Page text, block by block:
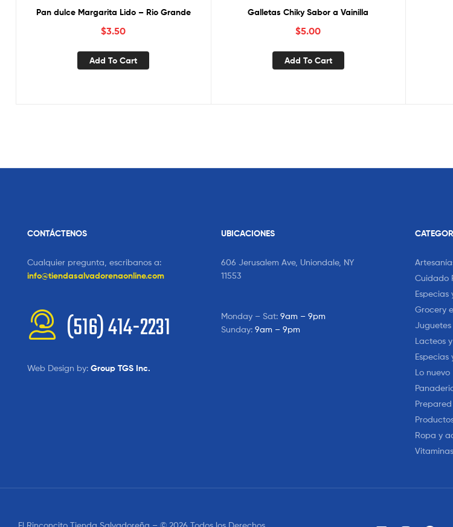
Pan dulce Margarita Lido – Rio Grande
$3.50
Add To Cart
Galletas Chiky Sabor a Vainilla
$5.00
Add To Cart
CONTÁCTENOS
Cualquier pregunta, escribanos a:
info@tiendasalvadorenaonline.com
(516) 414-2231
Web Design by: Group TGS Inc.
UBICACIONES
606 Jerusalem Ave, Uniondale, NY
11553
Monday – Sat: 9am – 9pm
Sunday: 9am – 9pm
Cuidado
Especias
Grocery
Juguetes
Lacteos
Especias
Lo nuevo
Ropa y